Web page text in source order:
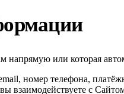
или которая
номер телефона,
взаимодействуете с